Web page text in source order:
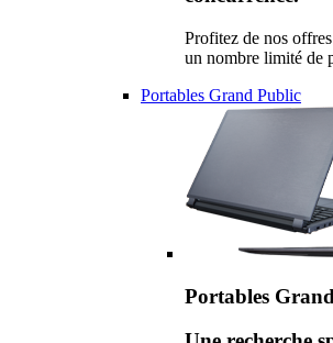
Profitez de nos
un nombre limité de
Portables Grand Public
Portables